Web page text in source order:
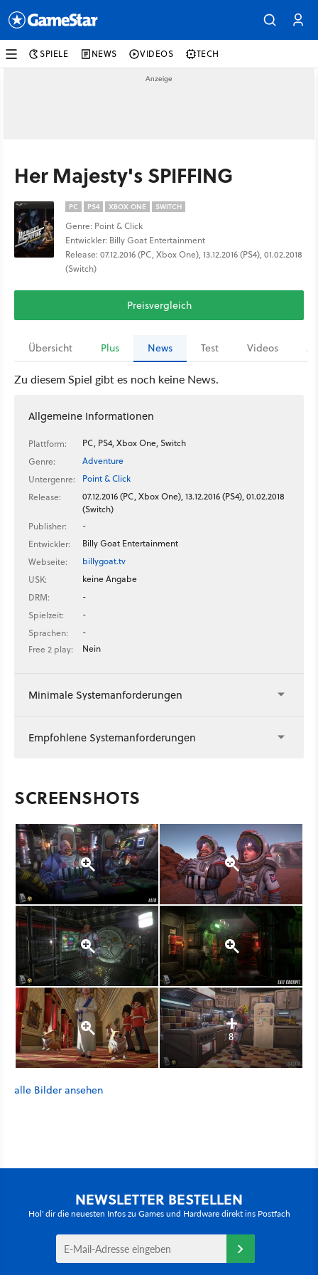
SPIELE NEWS VIDEOS TECH
Her Majesty's SPIFFING
PC PS4 XBOX ONE SWITCH
Genre: Point & Click
Entwickler: Billy Goat Entertainment
Release: 07.12.2016 (PC, Xbox One), 13.12.2016 (PS4), 01.02.2018
(Switch)
Preisvergleich
Übersicht Plus News Test Videos
Zu diesem Spiel gibt es noch keine News.
Allgemeine Informationen
Plattform:
PC, PS4, Xbox One, Switch
Genre:
Adventure
Untergenre:
Point & Click
Release:
07.12.2016 (PC, Xbox One), 13.12.2016 (PS4), 01.02.2018
(Switch)
Publisher:
-
Entwickler:
Billy Goat Entertainment
Webseite:
billygoat.tv
USK:
keine Angabe
DRM:
-
Spielzeit:
-
Sprachen:
-
Free 2 play:
Nein
Minimale Systemanforderungen
Empfohlene Systemanforderungen
SCREENSHOTS
8
alle Bilder ansehen
NEWSLETTER BESTELLEN
Hol' dir die neuesten Infos zu Games und Hardware direkt ins Postfach